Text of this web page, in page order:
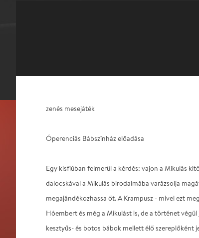
zenés mesejáték
Óperenciás Bábszínház előadása
Egy kisfiúban felmerül a kérdés: vajon a Mikulás
dalocskával a Mikulás birodalmába varázsolja
megajándékozhassa őt. A Krampusz - mivel ezt
Hóembert és még a Mikulást is, de a történet
kesztyűs- és botos bábok mellett élő szereplőként